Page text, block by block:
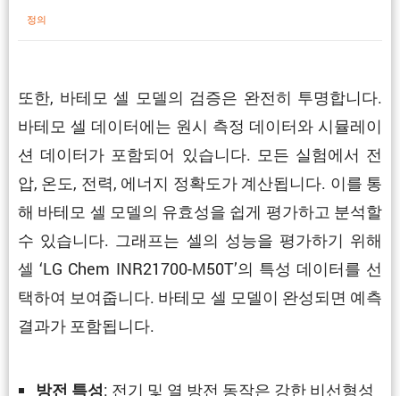
정의
또한, 바테모 셀 모델의 검증은 완전히 투명합니다.
바테모 셀 데이터에는 원시 측정 데이터와 시뮬레이
션 데이터가 포함되어 있습니다. 모든 실험에서 전
압, 온도, 전력, 에너지 정확도가 계산됩니다. 이를 통
해 바테모 셀 모델의 유효성을 쉽게 평가하고 분석할
수 있습니다. 그래프는 셀의 성능을 평가하기 위해
셀 ‘LG Chem INR21700-M50T’의 특성 데이터를 선
택하여 보여줍니다. 바테모 셀 모델이 완성되면 예측
결과가 포함됩니다.
방전 특성: 전기 및 열 방전 동작은 강한 비선형성